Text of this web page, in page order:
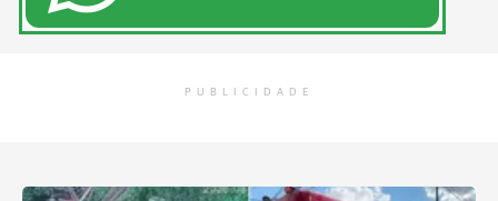
PUBLICIDADE